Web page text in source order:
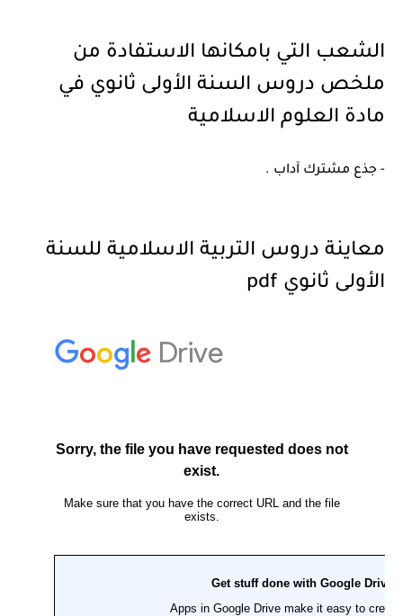
الشعب التي بامكانها الاستفادة من
ملخص دروس السنة الأولى ثانوي في
مادة العلوم الاسلامية
- جذع مشترك آداب .
معاينة دروس التربية الاسلامية للسنة
الأولى ثانوي pdf